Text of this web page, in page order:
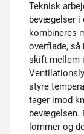
Teknisk
bevægelser i
kombineres
overflade, så
skift mellem
styre
tager imod
bevægelsen.
lommer og